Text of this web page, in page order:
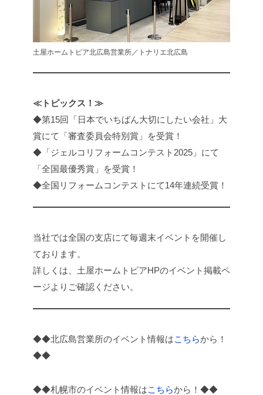
土屋ホームトピア北広島営業所／トナリエ北広島
≪トピックス！≫
◆第15回「日本でいちばん大切にしたい会社」大
賞にて「審査委員会特別賞」を受賞！
◆「ジェルコリフォームコンテスト2025」にて
「全国最優秀賞」を受賞！
◆全国リフォームコンテストにて14年連続受賞！
当社では全国の支店にて毎週末イベントを開催し
ております。
詳しくは、土屋ホームトピアHPのイベント掲載ペ
ージよりご確認ください。
◆◆北広島営業所のイベント情報はこちらから！
◆◆
◆◆札幌市のイベント情報はこちらから！◆◆